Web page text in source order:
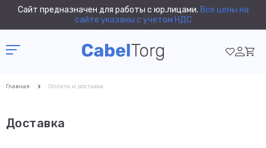
Сайт предназначен для работы с юр.лицами. Все цены на
сайте указаны с учетом НДС
Главная Оплата и доставка
Доставка